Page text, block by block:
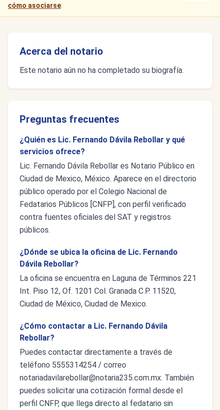
cómo asociarse
Acerca del notario
Este notario aún no ha completado su biografía.
Preguntas frecuentes
¿Quién es Lic. Fernando Dávila Rebollar y qué
servicios ofrece?
Lic. Fernando Dávila Rebollar es Notario Público en
Ciudad de Mexico, México. Aparece en el directorio
público operado por el Colegio Nacional de
Fedatarios Públicos [CNFP], con perfil verificado
contra fuentes oficiales del SAT y registros
públicos.
¿Dónde se ubica la oficina de Lic. Fernando
Dávila Rebollar?
La oficina se encuentra en Laguna de Términos 221
Int. Piso 12, Of. 1201 Col. Granada C.P. 11520,
Ciudad de México, Ciudad de Mexico.
¿Cómo contactar a Lic. Fernando Dávila
Rebollar?
Puedes contactar directamente a través de
teléfono 5555314254 / correo
notariadavilarebollar@notaria235.com.mx. También
puedes solicitar una cotización formal desde el
perfil CNFP, que llega directo al fedatario sin